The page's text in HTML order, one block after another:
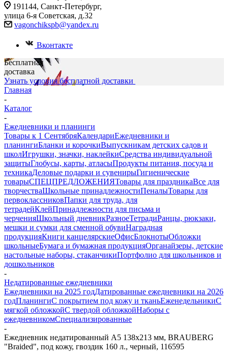
191144, Санкт-Петербург,
улица 6-я Советская, д.32
vagonchikspb@yandex.ru
Вконтакте
Бесплатная
доставка
Узнать условия бесплатной доставки
Главная
-
Каталог
-
Ежедневники и планинги
Товары к 1 СентябряКалендариЕжедневники и
планингиБланки и корочкиВыпускникам детских садов и
школИгрушки, значки, наклейкиСредства индивидуальной
защитыГлобусы, карты, атласыПродукты питания, посуда и
техникаДеловые подарки и сувенирыГигиенические
товарыСПЕЦПРЕДЛОЖЕНИЯТовары для праздникаВсе для
творчестваШкольные принадлежностиПеналыТовары для
первоклассниковПапки для труда, для
тетрадейКлейПринадлежности для письма и
черченияШкольный дневникРазноеТетрадиРанцы, рюкзаки,
мешки и сумки для сменной обувиНаградная
продукцияКниги канцелярскиеОфисБлокнотыОбложки
школьныеБумага и бумажная продукцияОрганайзеры, детские
настольные наборы, стаканчикиПортфолио для школьников и
дошкольников
-
Недатированные ежедневники
Ежедневники на 2025 годДатированные ежедневники на 2026
годПланингиС покрытием под кожу и тканьЕженедельникиС
мягкой обложкойС твердой обложкойНаборы с
ежедневникомСпециализированные
-
Ежедневник недатированный А5 138х213 мм, BRAUBERG
"Braided", под кожу, гвоздик 160 л., черный, 116595